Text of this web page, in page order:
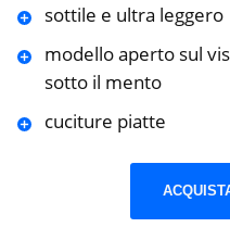
sottile e ultra leggero
modello aperto sul
sotto il mento
cuciture piatte